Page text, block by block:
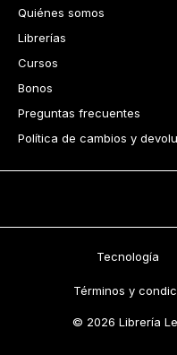
Quiénes somos
Librerías
Cursos
Bonos
Preguntas frecuentes
Política de cambios y
Tecnología
Términos y
© 2026 Librería